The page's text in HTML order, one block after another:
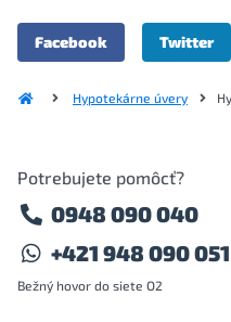
Facebook Twitter
Hypotekárne úvery
Potrebujete pomôcť?
0948 090 040
+421 948 090 051
Bežný hovor do siete O2